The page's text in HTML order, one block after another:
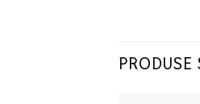
PRODUSE